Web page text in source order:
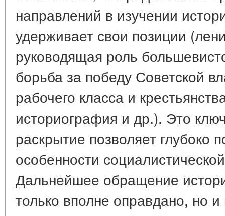
направлений в изучении
удерживает свои позиции
руководящая роль
борьба за победу Советской
рабочего класса и
историография и др.). Это
раскрытие позволяет глубоко
особенности
Дальнейшее обращение
только вполне оправдано, но